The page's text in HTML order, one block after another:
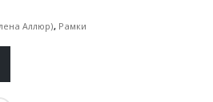
Аллюр), Рамки